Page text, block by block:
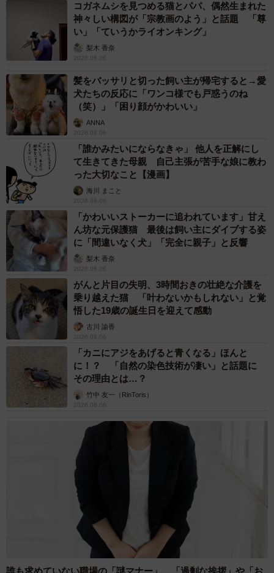
コガネムシを見つめる猫とパパ、偶然生まれた
神々しい構図が「宗教画のよう」と話題 「尊
い」「ていうかライオンキング」
梨木 香奈
2026.08.06
髪をバッサリと切った飼い主が帰宅すると→愛
犬たちの反応に「ワンコ様でも戸惑うのね
（笑）」「困り顔がかわいい」
ANNA
2026.08.06
「誰かみたいにならなきゃ」 他人を正解にし
て生きてきた母親 自己主張が苦手な娘に教わ
った大切なこと【漫画】
海川 まこと
2026.08.06
「かわいいストーカーに追われています」甘え
ん坊な元保護猫 最後は飼い主にダイブする姿
に「間違いなく犬」「完全に親子」と反響
梨木 香奈
2026.08.06
がんと片目の失明、3時間おきの壮絶な介護を
乗り越えた猫 「叶わないかもしれない」と覚
悟した19歳の誕生日を迎えて感動
古川 諭香
2026.08.06
「カニにアジをあげると青くなる」ほんと
に！？ 「自然の染色技術が凄い」と話題に
その理由とは…？
竹中 友一（RinToris）
2026.08.06